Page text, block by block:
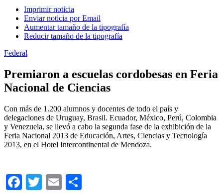
Imprimir noticia
Enviar noticia por Email
Aumentar tamaño de la tipografía
Reducir tamaño de la tipografía
Federal
Premiaron a escuelas cordobesas en Feria
Nacional de Ciencias
Con más de 1.200 alumnos y docentes de todo el país y
delegaciones de Uruguay, Brasil. Ecuador, México, Perú, Colombia
y Venezuela, se llevó a cabo la segunda fase de la exhibición de la
Feria Nacional 2013 de Educación, Artes, Ciencias y Tecnología
2013, en el Hotel Intercontinental de Mendoza.
Facebook
TwitterEmail